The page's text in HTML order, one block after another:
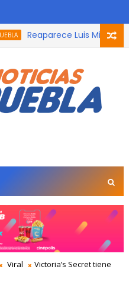
Reaparece Luis Miguel en
Viral
Victoria’s Secret tiene